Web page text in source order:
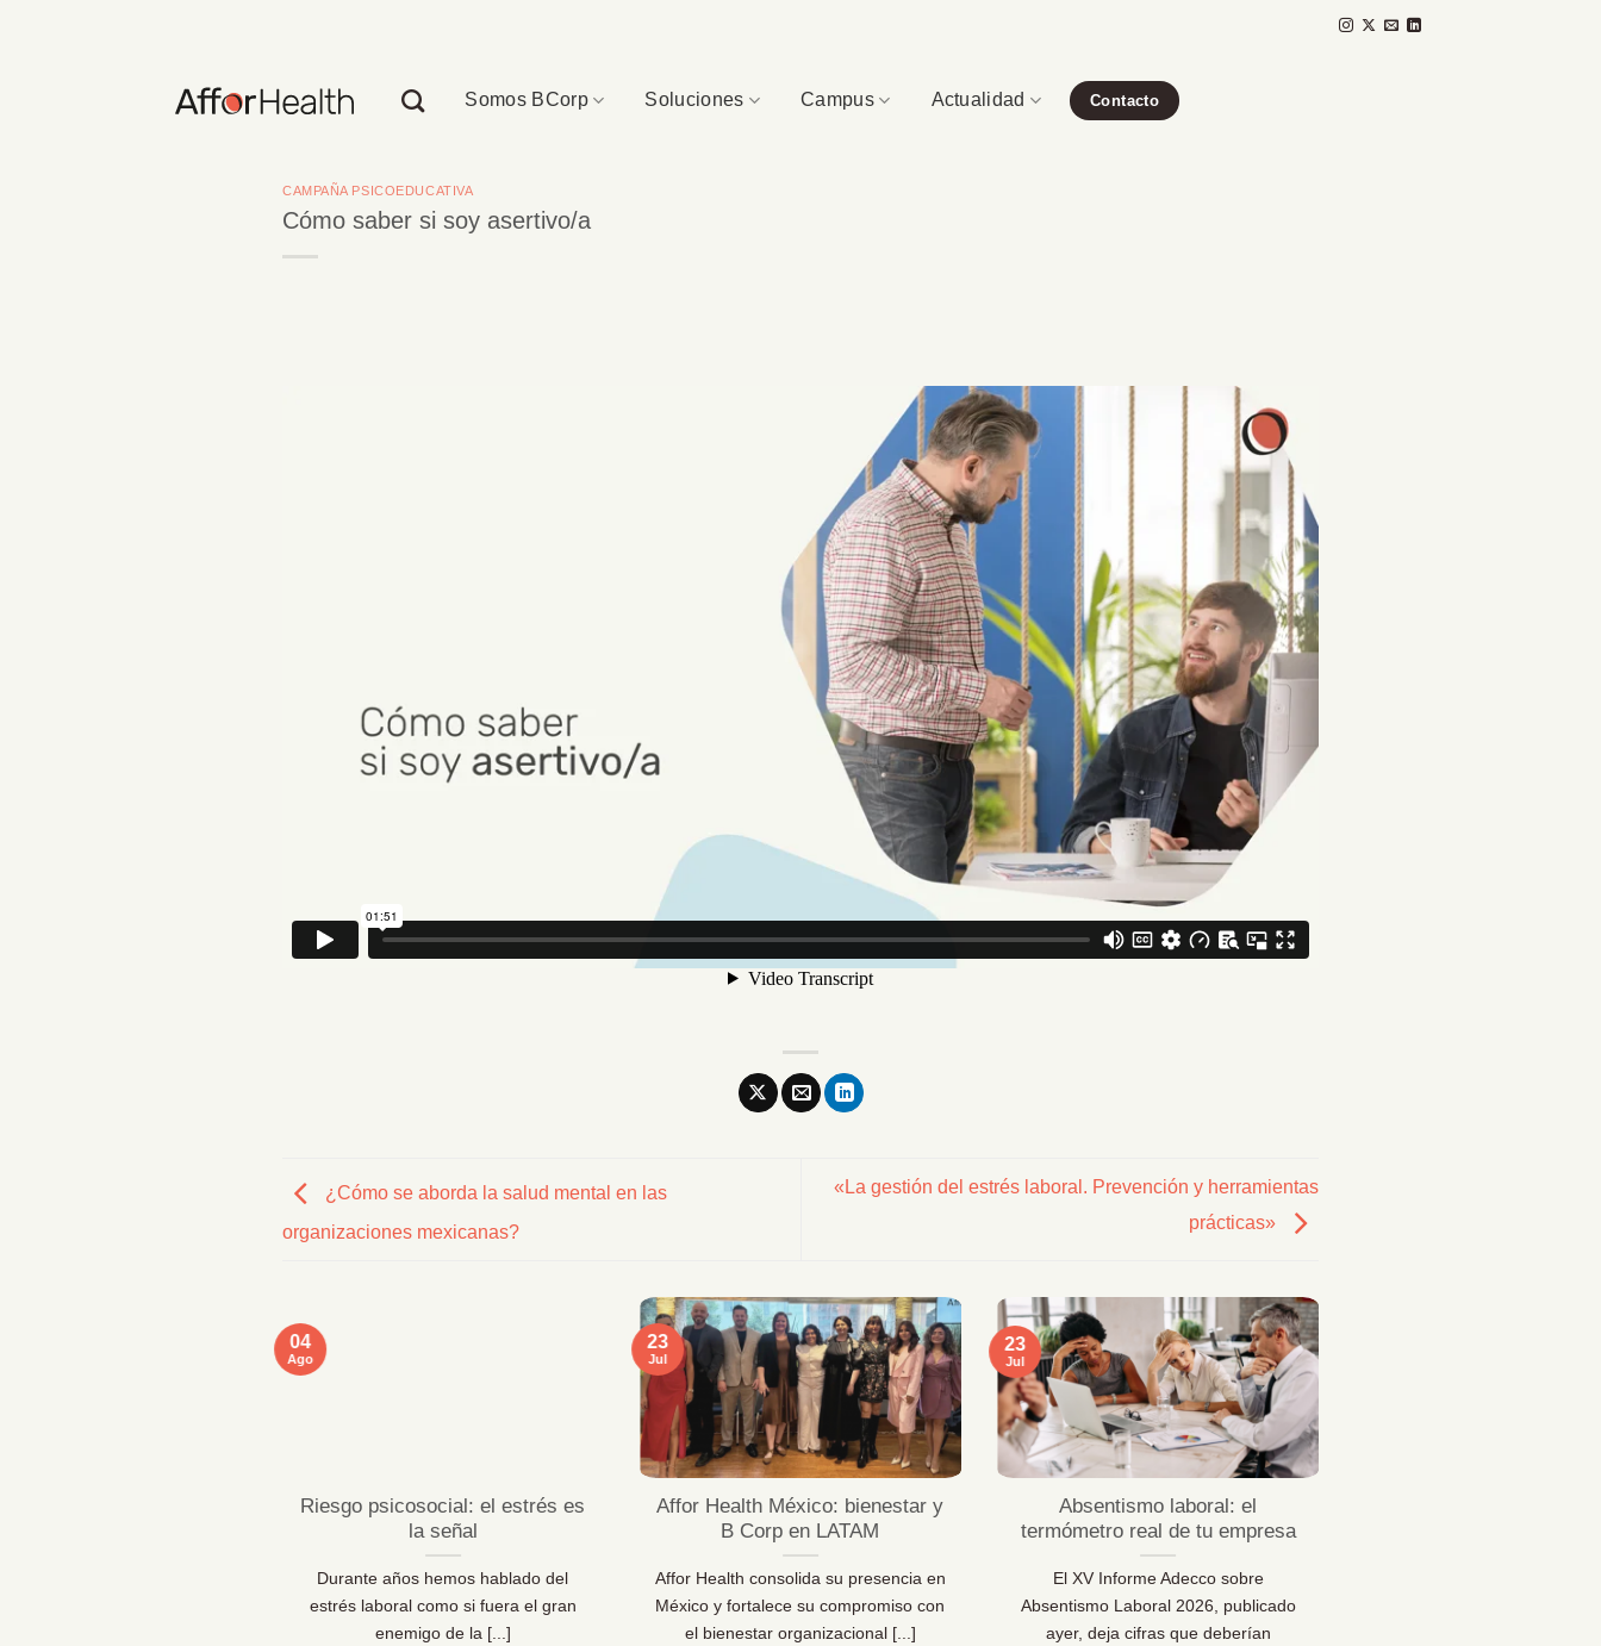
Somos BCorp
Soluciones Campus Actualidad Contacto
CAMPAÑA PSICOEDUCATIVA
Cómo saber si soy asertivo/a
¿Cómo se aborda la salud mental en las
organizaciones mexicanas?
«La gestión del estrés laboral. Prevención y herramientas
prácticas»
Riesgo psicosocial: el estrés es
la señal
Durante años hemos hablado del
estrés laboral como si fuera el gran
enemigo de la [...]
04
Ago
Affor Health México: bienestar y
B Corp en LATAM
Affor Health consolida su presencia en
México y fortalece su compromiso con
el bienestar organizacional [...]
23
Jul
Absentismo laboral: el
termómetro real de tu empresa
El XV Informe Adecco sobre
Absentismo Laboral 2026, publicado
ayer, deja cifras que deberían
23
Jul